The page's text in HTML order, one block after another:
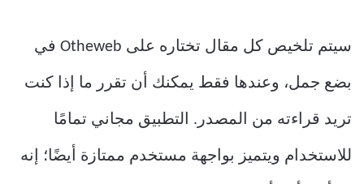
سيتم تلخيص كل مقال تختاره على Otheweb في
بضع جمل، وعندها فقط يمكنك أن تقرر ما إذا كنت
تريد قراءته من المصدر. التطبيق مجاني تمامًا
للاستخدام ويتميز بواجهة مستخدم ممتازة أيضًا؛ إنه